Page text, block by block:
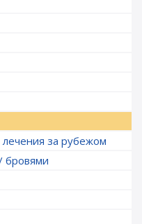
за рубежом
бровями